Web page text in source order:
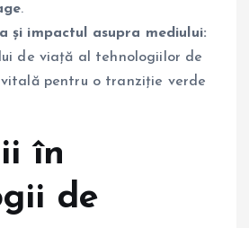
.
și impactul asupra mediului:
de viață al tehnologiilor de
pentru o tranziție verde
în
de